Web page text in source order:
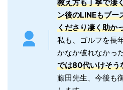
教え方も丁寧で凄
ン後のLINEもブー
くださり凄く助か
私も、ゴルフを長
かなか破れなかっ
では80代いけそう
藤田先生、今後も